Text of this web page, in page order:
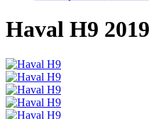
Haval H9